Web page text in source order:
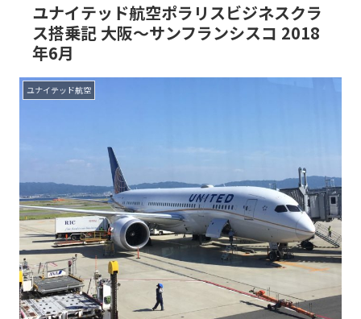
ユナイテッド航空ポラリスビジネスクラ
ス搭乗記 大阪～サンフランシスコ 2018
年6月
ユナイテッド航空